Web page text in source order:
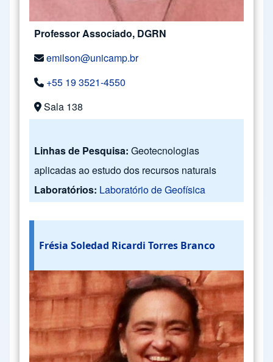
Professor Associado, DGRN
emilson@unicamp.br
+55 19 3521-4550
Sala 138
Linhas de Pesquisa: Geotecnologias
aplicadas ao estudo dos recursos naturais
Laboratórios: Laboratório de Geofísica
Frésia Soledad Ricardi Torres Branco